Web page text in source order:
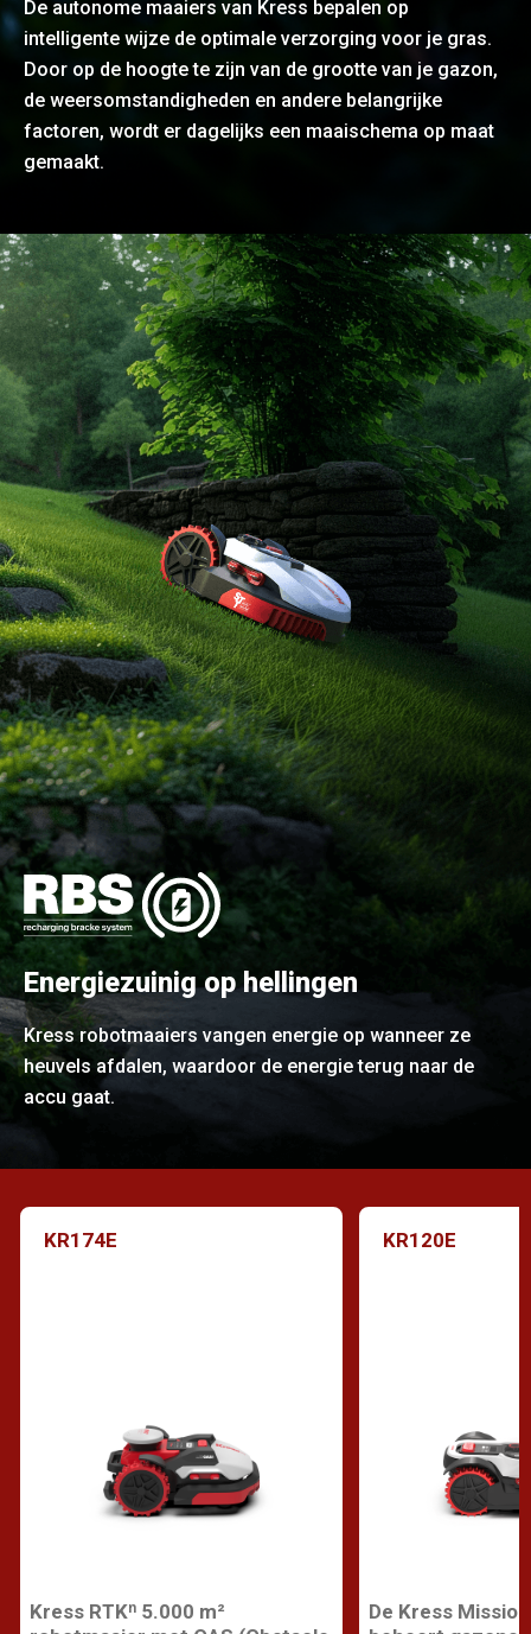
De autonome maaiers van Kress bepalen op
intelligente wijze de optimale verzorging voor je gras.
Door op de hoogte te zijn van de grootte van je gazon,
de weersomstandigheden en andere belangrijke
factoren, wordt er dagelijks een maaischema op maat
gemaakt.
Energiezuinig op hellingen
Kress robotmaaiers vangen energie op wanneer ze
heuvels afdalen, waardoor de energie terug naar de
accu gaat.
KR174E
Kress RTKⁿ 5.000 m²
KR120E
De Kress